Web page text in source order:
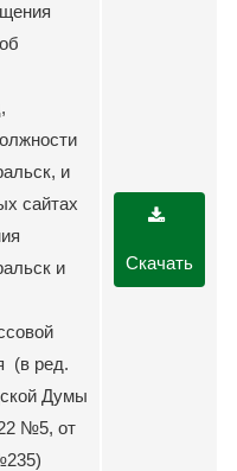
и
сайтах
и
(в ред.
Думы
№5, от
Скачать